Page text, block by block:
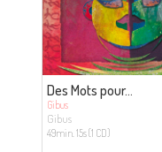
Des Mots pour…
Gibus
Gibus
49min. 15s (1 CD)